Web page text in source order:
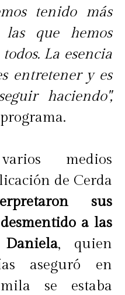
tenido más
las que hemos
La esencia
entretener y es
haciendo",
medios
de Cerda
sus
a las
, quien
aseguró en
se estaba